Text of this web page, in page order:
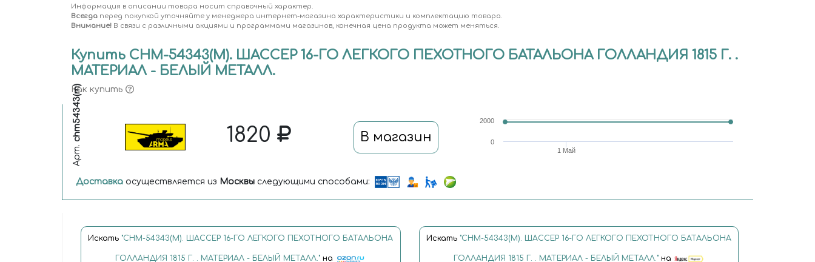
Информация в описании товара носит справочный характер.
Всегда перед покупкой уточняйте у менеджера интернет-магазина характеристики и комплектацию товара.
Внимание! В связи с различными акциями и программами магазинов, конечная цена продукта может меняться.
Купить CHM-54343(M). ШАССЕР 16-ГО ЛЕГКОГО ПЕХОТНОГО БАТАЛЬОНА ГОЛЛАНДИЯ 1815 Г. .
МАТЕРИАЛ - БЕЛЫЙ МЕТАЛЛ.
Как купить
Арт.
chm54343(m) 1820 В магазин
1 Май
0
2000
Доставка осуществляется из Москвы следующими способами:
Искать "CHM-54343(M). ШАССЕР 16-ГО ЛЕГКОГО ПЕХОТНОГО БАТАЛЬОНА
ГОЛЛАНДИЯ 1815 Г. . МАТЕРИАЛ - БЕЛЫЙ МЕТАЛЛ." на
Искать "CHM-54343(M). ШАССЕР 16-ГО ЛЕГКОГО ПЕХОТНОГО БАТАЛЬОНА
ГОЛЛАНДИЯ 1815 Г. . МАТЕРИАЛ - БЕЛЫЙ МЕТАЛЛ."на